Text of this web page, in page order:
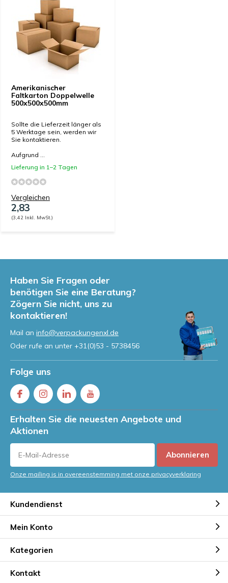
Amerikanischer
Faltkarton Doppelwelle
500x500x500mm
Sollte die Lieferzeit länger als
5 Werktage sein, werden wir
Sie kontaktieren.
Aufgrund ...
Lieferung in 1–2 Tagen
Vergleichen
2,83
(3,42 Inkl. MwSt.)
Haben Sie Fragen oder
benötigen Sie eine Beratung?
Zögern Sie nicht, uns zu
kontaktieren!
Mail an info@verpackungenxl.de
Oder rufe an unter +31(0)53 - 5738456
Folge uns
Erhalten Sie die neuesten Angebote und
Aktionen
Abonnieren
Onze mailing is in overeenstemming met onze privacyverklaring
Kundendienst
Mein Konto
Kategorien
Kontakt